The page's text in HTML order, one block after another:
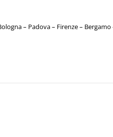
– Padova – Firenze –